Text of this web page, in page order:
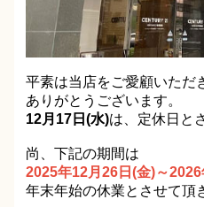
平素は当店をご愛顧いただ
ありがとうございます。
12月17日(水)は、定休日と
尚、下記の期間は
2025年12月26日(金)～
年末年始の休業とさせて頂